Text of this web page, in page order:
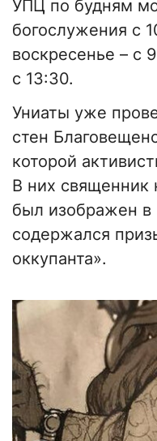
УПЦ по будням
богослужения с
воскресенье – с
с 13:30.
Униаты уже
стен
которой
В них священник
был изображен в
содержался
оккупанта».